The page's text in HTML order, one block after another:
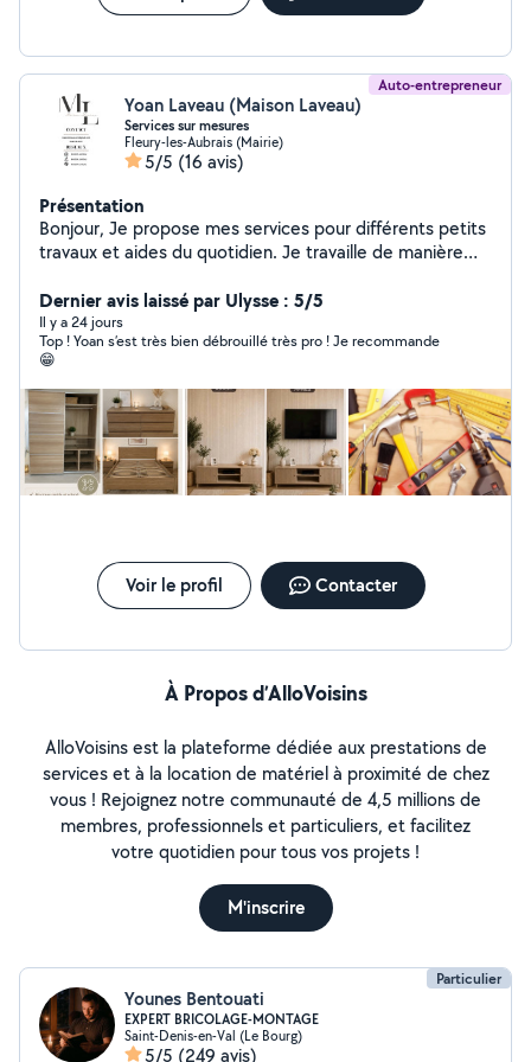
Auto-entrepreneur
Yoan Laveau (Maison Laveau)
Services sur mesures
Fleury-les-Aubrais (Mairie)
5/5 (16 avis)
Présentation
Bonjour, Je propose mes services pour différents petits
travaux et aides du quotidien. Je travaille de manière
Montage de meubles Petit bricolage Aide
déménagement Nettoyage / rangement Petits travaux
divers Services personnalisés selon vos besoins Je suis
flexible et je m'adapte à votre demande. N'hésitez pas
à me contacter pour discuter de votre besoin et trouver
la meilleure solution. Disponible rapidement Réponse
rapide
Dernier avis laissé par Ulysse : 5/5
Il y a 24 jours
Top ! Yoan s’est très bien débrouillé très pro ! Je recommande
😁
Voir le profil Contacter
À Propos d’AlloVoisins
AlloVoisins est la plateforme dédiée aux prestations de
services et à la location de matériel à proximité de chez
vous ! Rejoignez notre communauté de 4,5 millions de
membres, professionnels et particuliers, et facilitez
votre quotidien pour tous vos projets !
M'inscrire
Particulier
Younes Bentouati
EXPERT BRICOLAGE-MONTAGE
Saint-Denis-en-Val (Le Bourg)
5/5 (249 avis)